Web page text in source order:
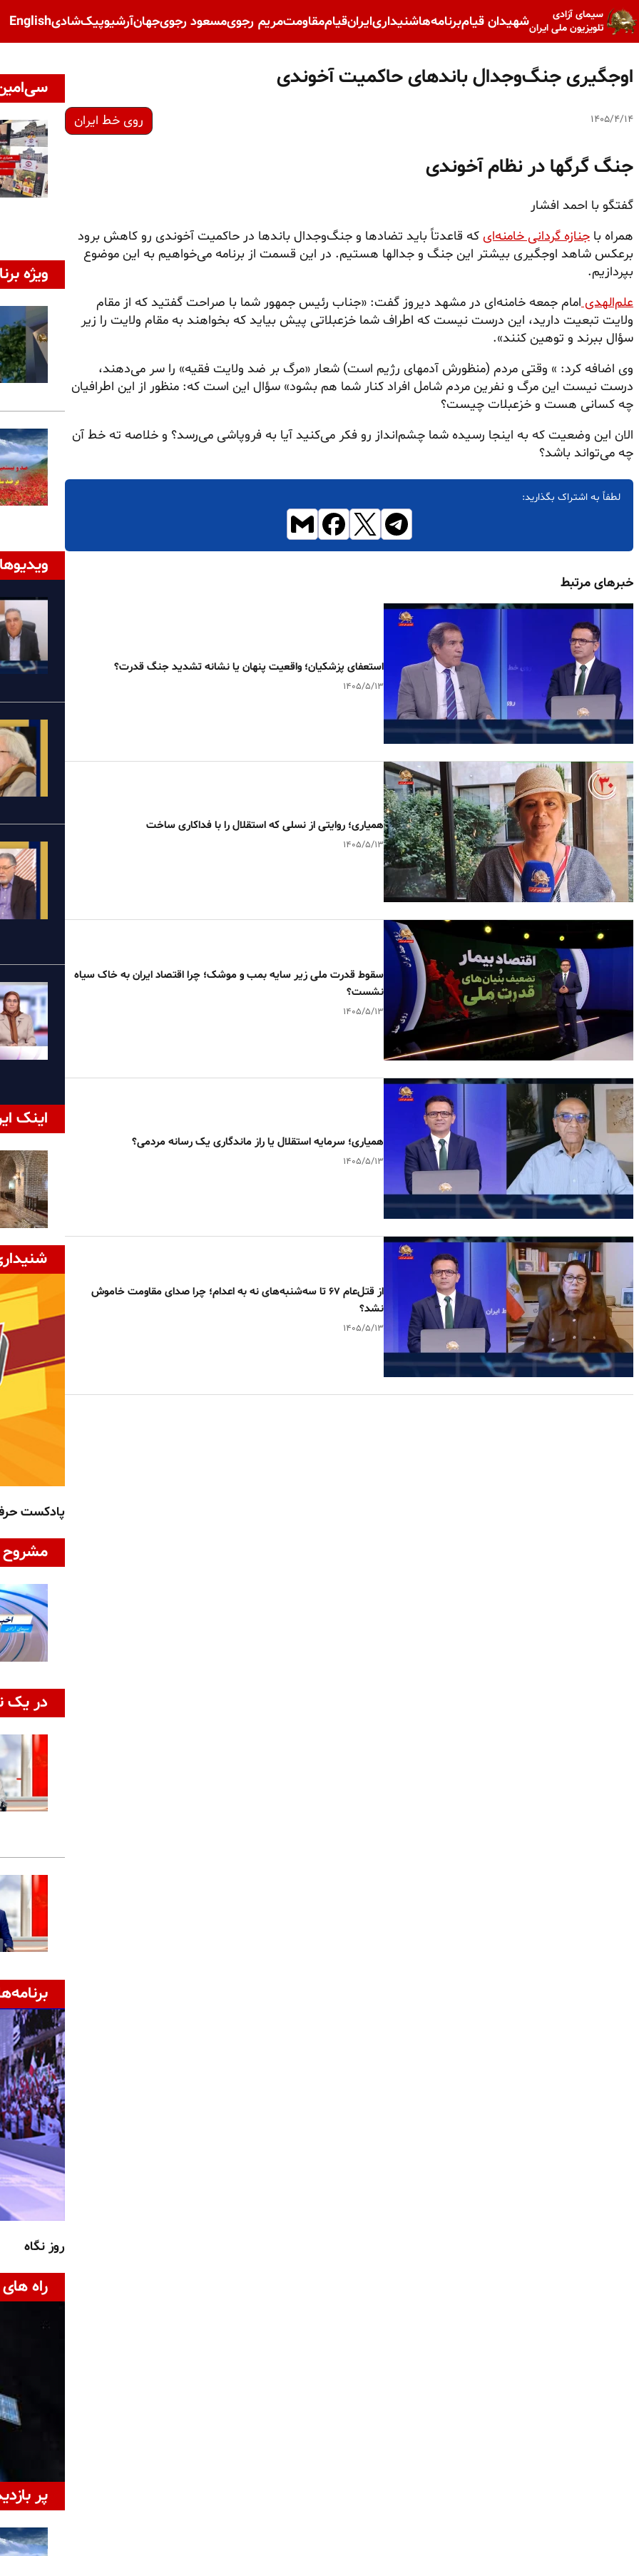
سیمای آزادی
تلویزیون ملی ایرانشهیدان قیامبرنامه‌هاشنیداریایرانقیاممقاومتمریم رجویمسعود رجویجهانآرشیوپیک‌شادیEnglish
اوجگیری جنگ‌وجدال باندهای حاکمیت آخوندی
۱۴۰۵/۴/۱۴ روی خط ایران
جنگ گرگها در نظام آخوندی
گفتگو با احمد افشار
همراه با جنازه گردانی خامنه‌ای که قاعدتاً باید تضادها و جنگ‌وجدال باندها در حاکمیت آخوندی رو کاهش برود
برعکس شاهد اوجگیری بیشتر این جنگ و جدالها هستیم. در این قسمت از برنامه می‌خواهیم به این موضوع
بپردازیم.
علم‌الهدیامام جمعه خامنه‌ای در مشهد دیروز گفت: «جناب رئیس جمهور شما با صراحت گفتید که از مقام
ولایت تبعیت دارید، این درست نیست که اطراف شما خزعبلاتی پیش بیاید که بخواهند به مقام ولایت را زیر
سؤال ببرند و توهین کنند».
وی اضافه کرد: » وقتی مردم (منظورش آدمهای رژیم است) شعار «مرگ بر ضد ولایت فقیه» را سر می‌دهند،
درست نیست این مرگ و نفرین مردم شامل افراد کنار شما هم بشود» سؤال این است که: منظور از این اطرافیان
چه کسانی هست و خزعبلات چیست؟
الان این وضعیت که به اینجا رسیده شما چشم‌انداز رو فکر می‌کنید آیا به فروپاشی می‌رسد؟ و خلاصه ته خط آن
چه می‌تواند باشد؟
لطفاً به اشتراک بگذارید:
خبرهای مرتبط
استعفای پزشکیان؛ واقعیت پنهان یا نشانه تشدید جنگ قدرت؟
۱۴۰۵/۵/۱۳
همیاری؛ روایتی از نسلی که استقلال را با فداکاری ساخت
۱۴۰۵/۵/۱۳
سقوط قدرت ملی زیر سایه بمب و موشک؛ چرا اقتصاد ایران به خاک سیاه
نشست؟
۱۴۰۵/۵/۱۳
همیاری؛ سرمایه استقلال یا راز ماندگاری یک رسانه مردمی؟
۱۴۰۵/۵/۱۳
از قتل‌عام ۶۷ تا سه‌شنبه‌های نه به اعدام؛ چرا صدای مقاومت خاموش
نشد؟
۱۴۰۵/۵/۱۳
ویژه
اینک
پادکست
مشروح
در یک
روز نگاه
راه
پر